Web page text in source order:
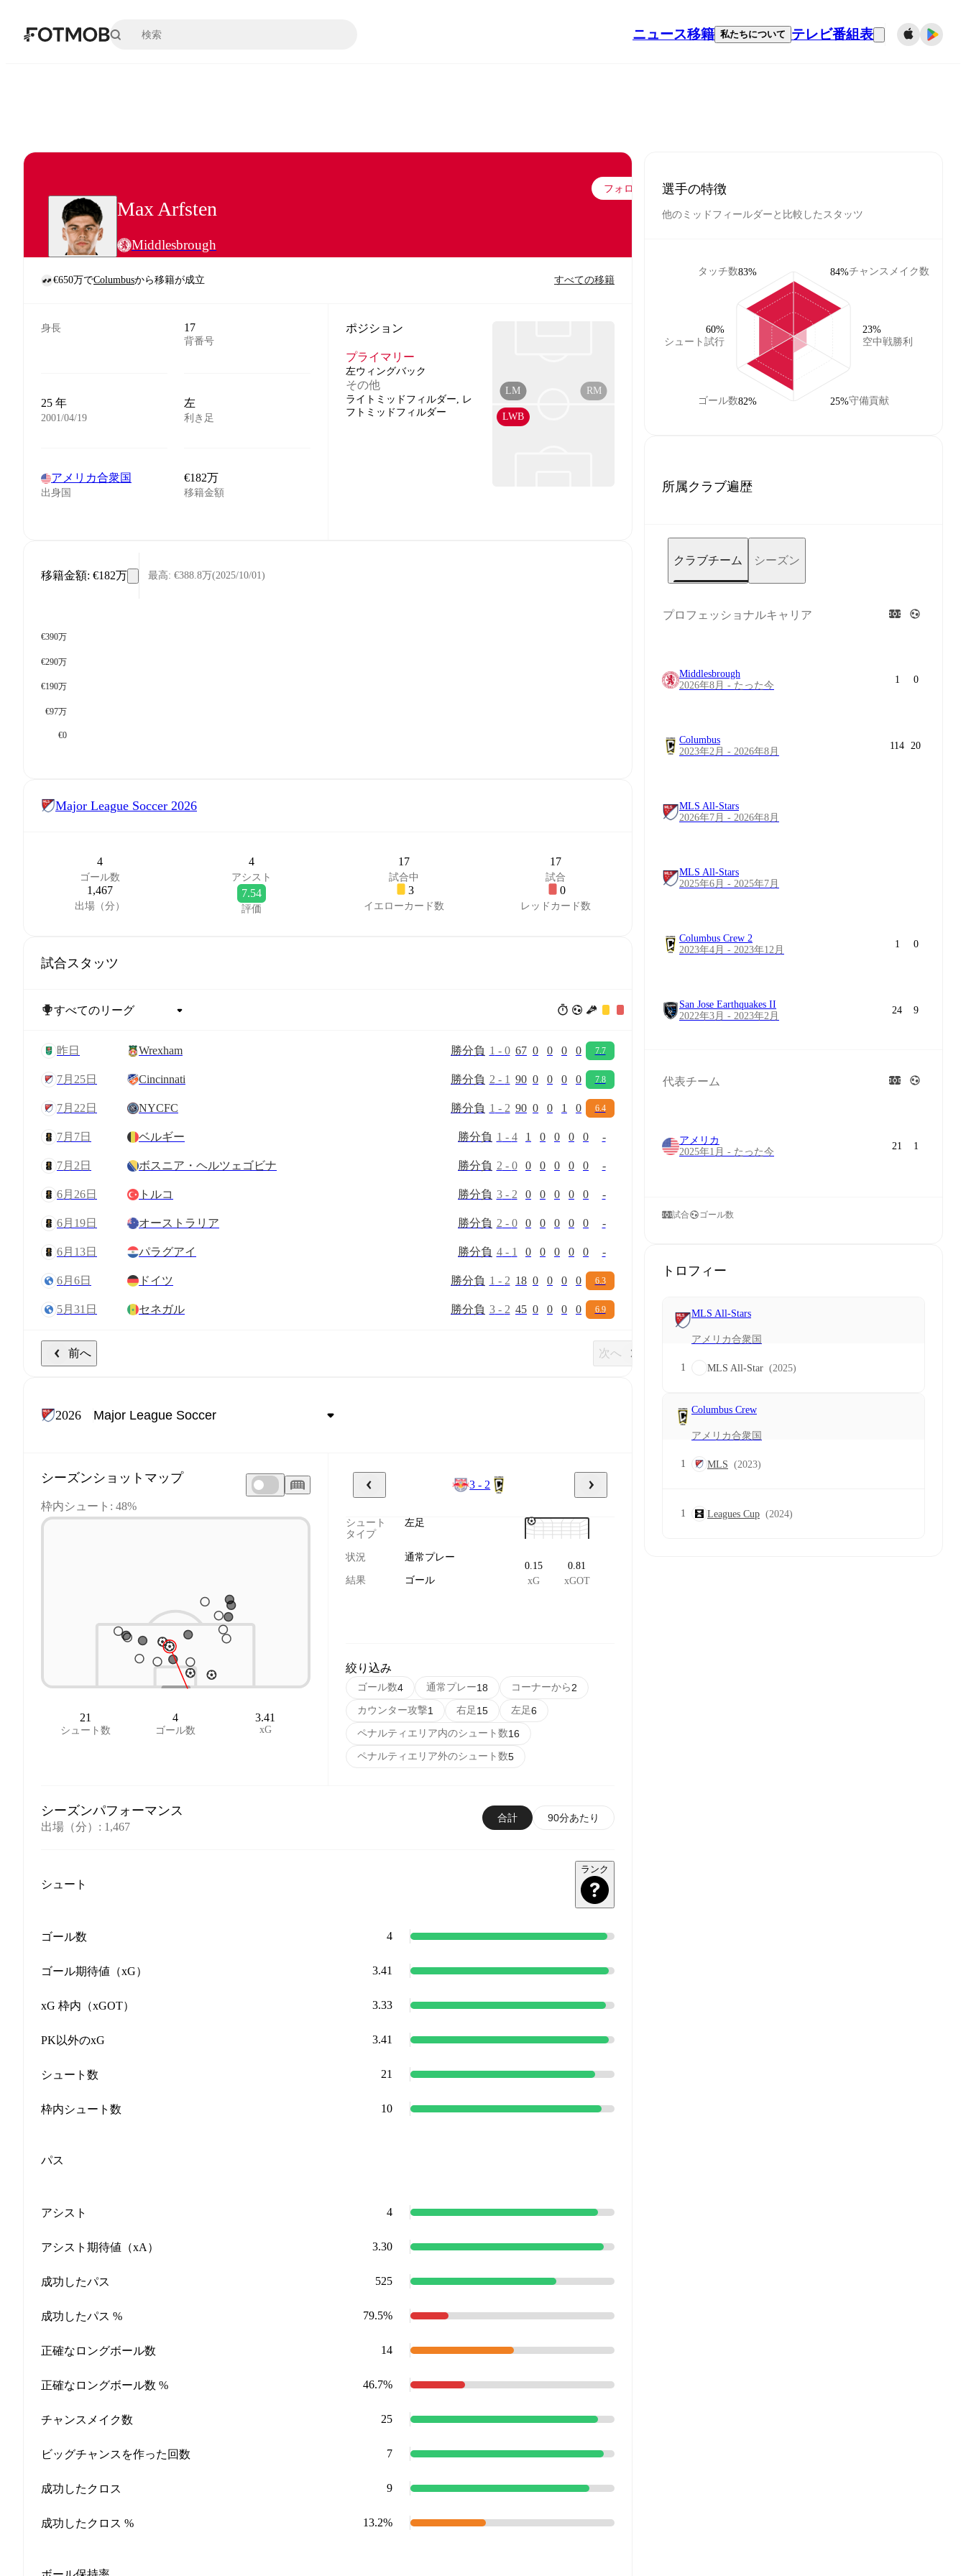
メインコンテンツへスキップ
ニュース移籍 私たちについて テレビ番組表
Max Arfsten
Middlesbrough
フォロー
€650万でColumbusから移籍が成立 すべての移籍
身長 17
背番号
25 年
2001/04/19
左
利き足
アメリカ合衆国
出身国
€182万
移籍金額
ポジション
プライマリー
左ウィングバック
その他
ライトミッドフィルダー, レ
フトミッドフィルダー
LWB
RM
LM
移籍金額: €182万 最高: €388.8万(2025/10/01)
€390万
€290万
€190万
€97万
€0
Major League Soccer 2026
4
ゴール数
4
アシスト
17
試合中
17
試合
1,467
出場（分）
7.54
評価
3
イエローカード数
0
レッドカード数
試合スタッツ
昨日 Wrexham 勝分負 1 - 0 67 0 0 0 0 7.7
7月25日 Cincinnati 勝分負 2 - 1 90 0 0 0 0 7.8
7月22日 NYCFC 勝分負 1 - 2 90 0 0 1 0 6.4
7月7日 ベルギー 勝分負 1 - 4 1 0 0 0 0 -
7月2日 ボスニア・ヘルツェゴビナ 勝分負 2 - 0 0 0 0 0 0 -
6月26日 トルコ 勝分負 3- 2 0 0 0 0 0 -
6月19日 オーストラリア 勝分負 2 - 0 0 0 0 0 0 -
6月13日 パラグアイ 勝分負 4- 1 0 0 0 0 0 -
6月6日 ドイツ 勝分負 1 - 2 18 0 0 0 0 6.3
5月31日 セネガル 勝分負 3- 2 45 0 0 0 0 6.9
前へ 次へ
2026
シーズンショットマップ
枠内シュート: 48%
21
シュート数
4
ゴール数
3.41
xG
3 - 2
シュート
タイプ
左足
状況 通常プレー
結果 ゴール
0.15
xG
0.81
xGOT
絞り込み
ゴール数4 通常プレー18 コーナーから2
カウンター攻撃1 右足15 左足6
ペナルティエリア内のシュート数16
ペナルティエリア外のシュート数5
シーズンパフォーマンス
出場（分） : 1,467
合計 90分あたり
シュート
ランク
ゴール数 4
ゴール期待値（xG） 3.41
xG 枠内（xGOT） 3.33
PK以外のxG 3.41
シュート数 21
枠内シュート数 10
パス
アシスト 4
アシスト期待値（xA） 3.30
成功したパス 525
成功したパス % 79.5%
正確なロングボール数 14
正確なロングボール数 % 46.7%
チャンスメイク数 25
ビッグチャンスを作った回数 7
成功したクロス 9
成功したクロス % 13.2%
選手の特徴
他のミッドフィールダーと比較したスタッツ
タッチ数83%
シュート試行
60%
ゴール数82%
チャンスメイク数
84%
空中戦勝利
23%
守備貢献
25%
所属クラブ遍歴
クラブチーム シーズン
プロフェッショナルキャリア
Middlesbrough
2026年8月 - たった今
1 0
Columbus
2023年2月 - 2026年8月
114 20
MLS All-Stars
2026年7月 - 2026年8月
MLS All-Stars
2025年6月 - 2025年7月
Columbus Crew 2
2023年4月 - 2023年12月
1 0
San Jose Earthquakes II
2022年3月 - 2023年2月
24 9
代表チーム
アメリカ
2025年1月 - たった今
21 1
試合 ゴール数
トロフィー
MLS All-Stars
アメリカ合衆国
1 MLS All-Star (2025)
Columbus Crew
アメリカ合衆国
1 MLS (2023)
1 Leagues Cup (2024)